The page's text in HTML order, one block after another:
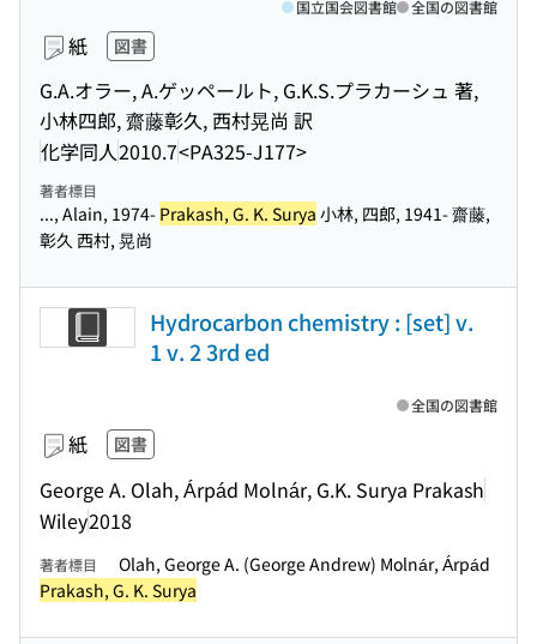
紙 図書
G.A.オラー, A.ゲッペールト, G.K.S.プラカーシュ 著,
小林四郎, 齋藤彰久, 西村晃尚 訳
化学同人2010.7<PA325-J177>
国立国会図書館 全国の図書館
著者標目
..., Alain, 1974- Prakash, G. K. Surya 小林, 四郎, 1941- 齋藤,
彰久 西村, 晃尚
Hydrocarbon chemistry : [set] v.
1 v. 2 3rd ed
紙 図書
George A. Olah, Árpád Molnár, G.K. Surya Prakash
Wiley2018
全国の図書館
著者標目
Olah, George A. (George Andrew) Molnár, Árpád
Prakash, G. K. Surya